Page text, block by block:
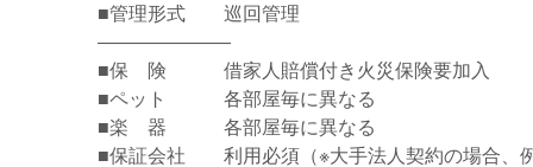
■管理形式 巡回管理
―――――――
■保 険 借家人賠償付き火災保険要加入
■ペット 各部屋毎に異なる
■楽 器 各部屋毎に異なる
■保証会社 利用必須（※大手法人契約の場合、例